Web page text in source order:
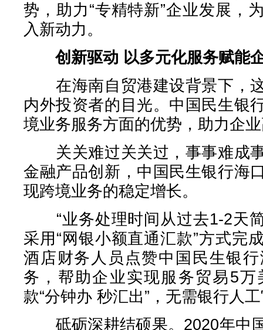
势，助力“专精特新”企业发展，
入新动力。
创新驱动 以多元化服务赋能
在海南自贸港建设背景下，
内外投资者的目光。中国民生银
境业务服务方面的优势，助力企
关关难过关关过，事事难成
金融产品创新，中国民生银行海
现跨境业务的稳定增长。
“业务处理时间从过去1-2天简
采用“网银小额直通汇款”方式完
酒店财务人员点赞中国民生银
务，帮助企业实现服务贸易5
款“分钟办 秒汇出”，无需银行人
砥砺深耕结硕果。2020年中